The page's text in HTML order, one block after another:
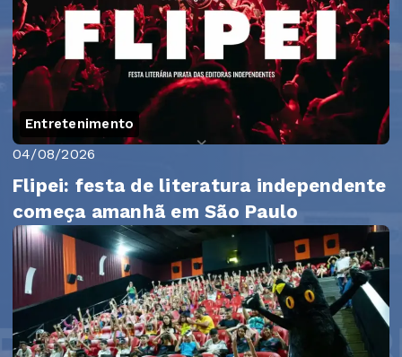
Entretenimento
04/08/2026
Flipei: festa de literatura independente
começa amanhã em São Paulo